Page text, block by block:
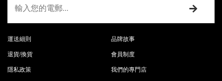
運送細則
退貨/換貨
隱私政策
品牌故事
會員制度
我們的專門店